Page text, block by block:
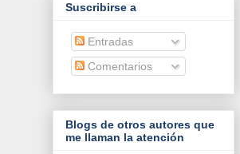
Suscribirse a
Entradas
Comentarios
Blogs de otros autores que
me llaman la atención